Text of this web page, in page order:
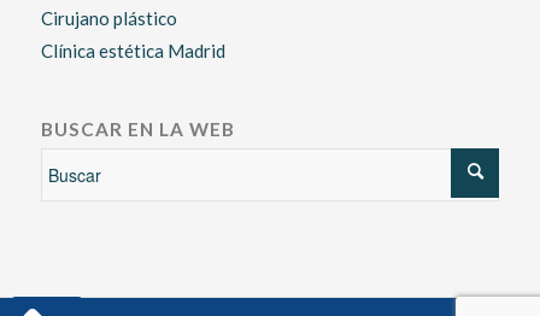
Cirujano plástico
Clínica estética Madrid
BUSCAR EN LA WEB